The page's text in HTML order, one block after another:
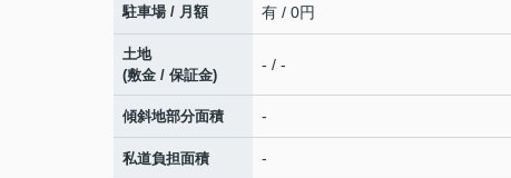
駐車場 / 月額 有 / 0円
土地
(敷金 / 保証金)
- / -
傾斜地部分面積 -
私道負担面積 -